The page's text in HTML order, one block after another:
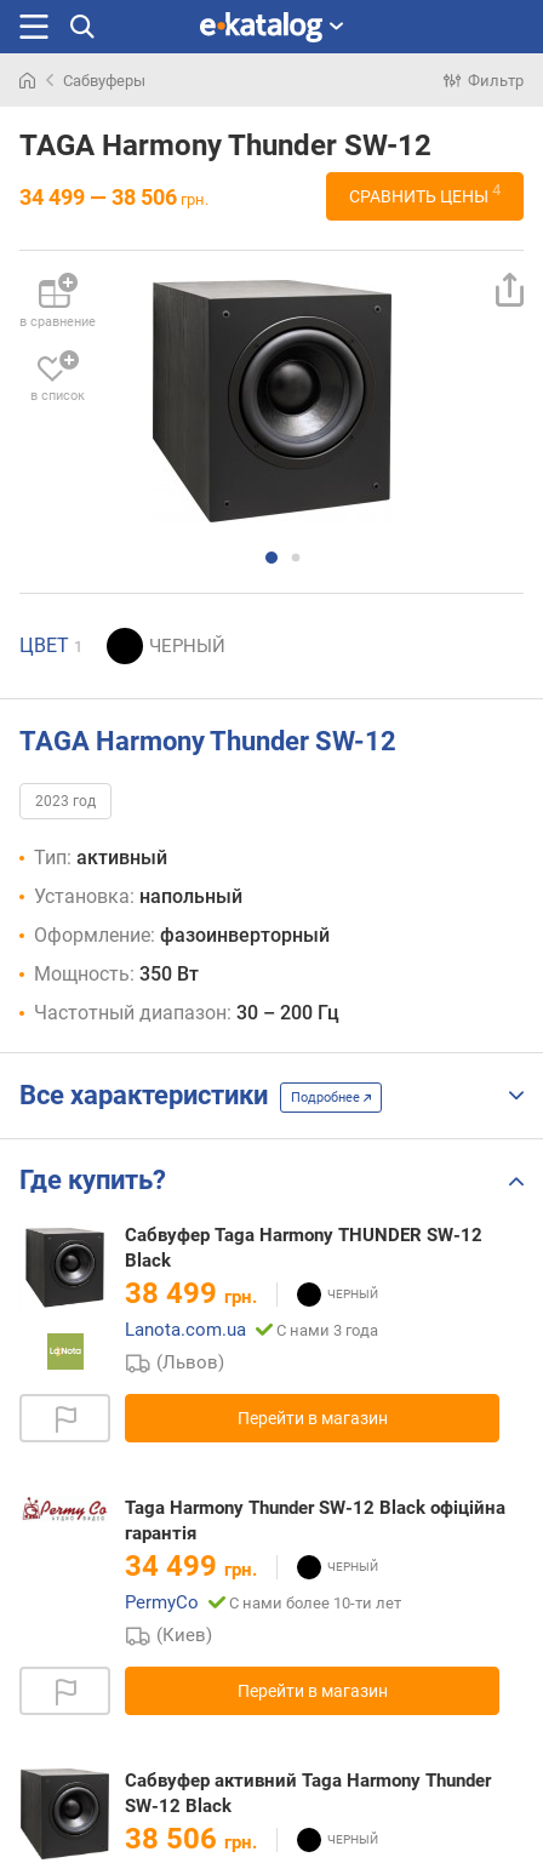
раньше
Сабвуферы Фильтр
TAGA Harmony Thunder SW-12
34 499 — 38 506 грн. СРАВНИТЬ ЦЕНЫ 4
в сравнение
в список
ЦВЕТ 1
TAGA Harmony Thunder SW-12
2023 год
Тип: активный
Установка: напольный
Оформление: фазоинверторный
Мощность: 350 Вт
Частотный диапазон: 30 – 200 Гц
Все характеристики Подробнее
Где купить?
Сабвуфер Taga Harmony THUNDER SW-12
Black
38 499 грн.
Lanota.com.ua
С нами 3 года
(Львов)
Перейти в магазин
Taga Harmony Thunder SW-12 Black офіційна
гарантія
34 499 грн.
PermyCo
С нами более 10-ти лет
(Киев)
Перейти в магазин
Сабвуфер активний Taga Harmony Thunder
SW-12 Black
38 506 грн.